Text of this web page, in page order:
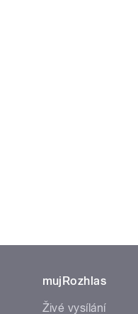
mujRozhlas
Živé vysílání